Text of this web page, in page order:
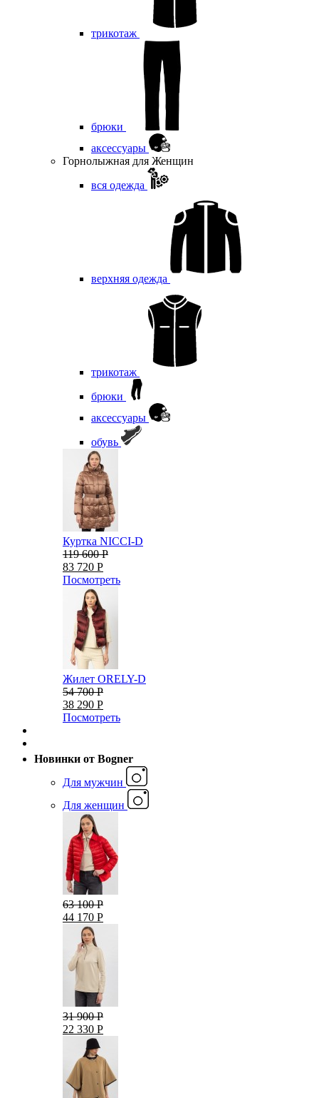
трикотаж
брюки
аксессуары
Горнолыжная для Женщин
вся одежда
верхняя одежда
трикотаж
брюки
аксессуары
обувь
Куртка NICCI-D
119 600 Р
83 720 Р
Посмотреть
Жилет ORELY-D
54 700 Р
38 290 Р
Посмотреть
Новинки от Bogner
Для мужчин
Для женщин
63 100 Р
44 170 Р
31 900 Р
22 330 Р